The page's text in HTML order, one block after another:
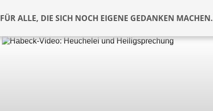
FÜR ALLE, DIE SICH NOCH EIGENE GEDANKEN MACHEN.